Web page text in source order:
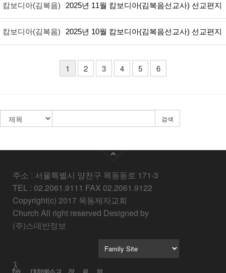
캄보디아(김복음) 2025년 11월 캄보디아(김복음선교사) 선교편지
캄보디아(김복음) 2025년 10월 캄보디아(김복음선교사) 선교편지
1 2 3 4 5 6
검색
주소 : 서울특별시 양천구 목동동로 171-3
TEL : 02.2061.9111 FAX 02.2061.9122
Copyright(c) 2017 목동제자교회
Church All right reserved Designed by
(주)스데반정보